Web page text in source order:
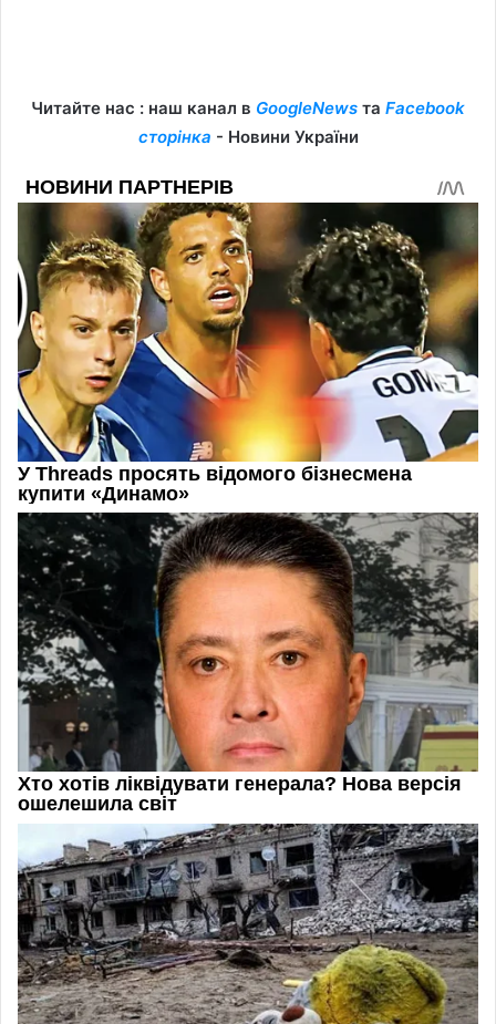
Читайте нас : наш канал в GoogleNews та Facebook
сторінка - Новини України